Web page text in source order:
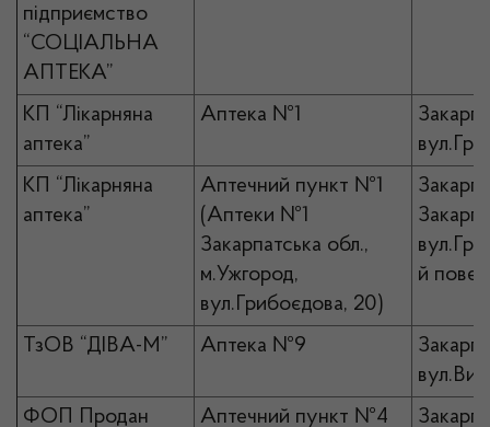
підприємство
“СОЦІАЛЬНА
АПТЕКА”
КП “Лікарняна
аптека”
Аптека №1
КП “Лікарняна
аптека”
Аптечний пункт №1
(Аптеки №1
Закарпатська обл.,
м.Ужгород,
вул.Грибоєдова, 20)
й
ТзОВ “ДІВА-М” Аптека №9
ФОП Продан
Аптечний пункт №4